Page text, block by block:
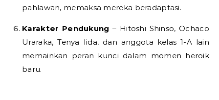
pahlawan, memaksa mereka beradaptasi.
Karakter Pendukung – Hitoshi Shinso, Ochaco
Uraraka, Tenya Iida, dan anggota kelas 1-A lain
memainkan peran kunci dalam momen heroik
baru.